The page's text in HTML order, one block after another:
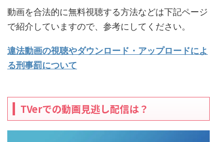
動画を合法的に無料視聴する方法などは下記ページ
で紹介していますので、参考にしてください。
違法動画の視聴やダウンロード・アップロードによ
る刑事罰について
TVerでの動画見逃し配信は？